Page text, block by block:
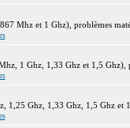
Mhz et 1 Ghz), problèmes
1 Ghz, 1,33 Ghz et 1,5 Ghz),
1,25 Ghz, 1,33 Ghz, 1,5 Ghz et